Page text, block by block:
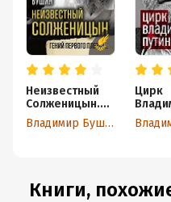
Неизвестный
Солженицын.
Гений первого
плевка
Владимир Бушин
Цирк
Путина
Книги,